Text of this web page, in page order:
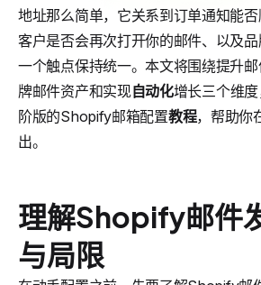
地址那么简单，它关系到订单通知能否
客户是否会再次打开你的邮件、以及
一个触点保持统一。本文将围绕提升
牌邮件资产和实现自动化增长三个维
阶版的Shopify邮箱配置教程，帮助你
出。
理解Shopify邮件
与局限